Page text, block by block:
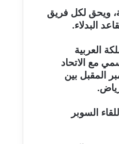
ويحق لكل فريق
.
العربية
مع الاتحاد
إقامة مباراة السوبر الأفريقي يوم 27 سبتمبر المقبل بين
.
السوبر